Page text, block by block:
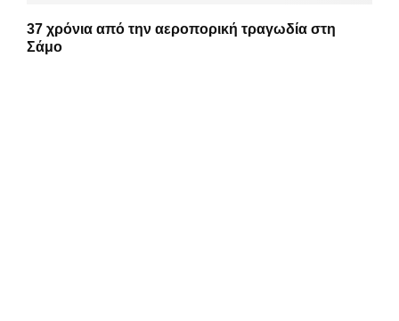
37 χρόνια από την αεροπορική τραγωδία στη
Σάμο